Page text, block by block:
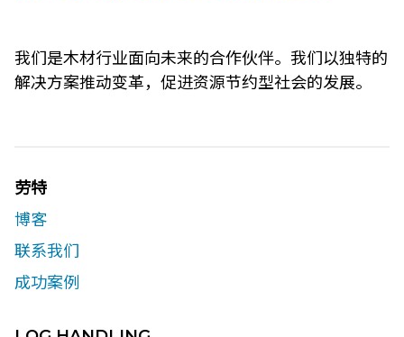
我们是木材行业面向未来的合作伙伴。我们以独特的
解决方案推动变革，促进资源节约型社会的发展。
劳特
博客
联系我们​
成功案例